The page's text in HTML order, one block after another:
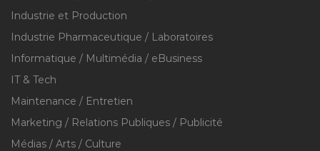
Industrie et Production
Industrie Pharmaceutique / Laboratoires
Informatique / Multimédia / eBusiness
IT & Tech
Maintenance / Entretien
Marketing / Relations Publiques / Publicité
Médias / Arts / Culture